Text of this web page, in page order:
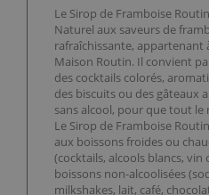
Le Sirop de Framboise
Naturel aux saveurs de
rafraîchissante, appartenant
Maison Routin. Il convient
des cocktails colorés,
des biscuits ou des gâteaux
sans alcool, pour que tout
Le Sirop de Framboise
aux boissons froides ou
(cocktails, alcools blancs, vin
boissons non-alcoolisées
milkshakes, lait, café,